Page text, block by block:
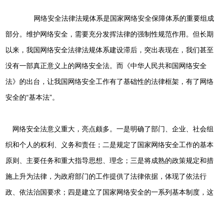
网络安全法律法规体系是国家网络安全保障体系的重要组成
部分。维护网络安全，需要充分发挥法律的强制性规范作用。但长期
以来，我国网络安全法律法规体系建设滞后，突出表现在，我们甚至
没有一部真正意义上的网络安全法。而《中华人民共和国网络安全
法》的出台，让我国网络安全工作有了基础性的法律框架，有了网络
安全的“基本法”。
网络安全法意义重大，亮点颇多。一是明确了部门、企业、社会组
织和个人的权利、义务和责任；二是规定了国家网络安全工作的基本
原则、主要任务和重大指导思想、理念；三是将成熟的政策规定和措
施上升为法律，为政府部门的工作提供了法律依据，体现了依法行
政、依法治国要求；四是建立了国家网络安全的一系列基本制度，这